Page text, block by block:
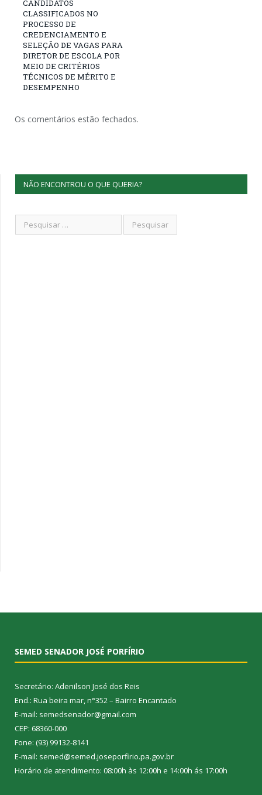
CANDIDATOS
CLASSIFICADOS NO
PROCESSO DE
CREDENCIAMENTO E
SELEÇÃO DE VAGAS PARA
DIRETOR DE ESCOLA POR
MEIO DE CRITÉRIOS
TÉCNICOS DE MÉRITO E
DESEMPENHO
Os comentários estão fechados.
NÃO ENCONTROU O QUE QUERIA?
SEMED SENADOR JOSÉ PORFÍRIO
Secretário: Adenilson José dos Reis
End.: Rua beira mar, n°352 – Bairro Encantado
E-mail: semedsenador@gmail.com
CEP: 68360-000
Fone: (93) 99132-8141
E-mail: semed@semed.joseporfirio.pa.gov.br
Horário de atendimento: 08:00h às 12:00h e 14:00h ás 17:00h